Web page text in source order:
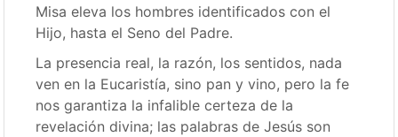
Misa eleva los hombres identificados con el
Hijo, hasta el Seno del Padre.
La presencia real, la razón, los sentidos, nada
ven en la Eucaristía, sino pan y vino, pero la fe
nos garantiza la infalible certeza de la
revelación divina; las palabras de Jesús son